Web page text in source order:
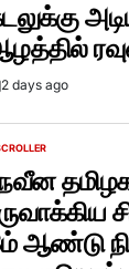
2 days ago
ஆண்டு